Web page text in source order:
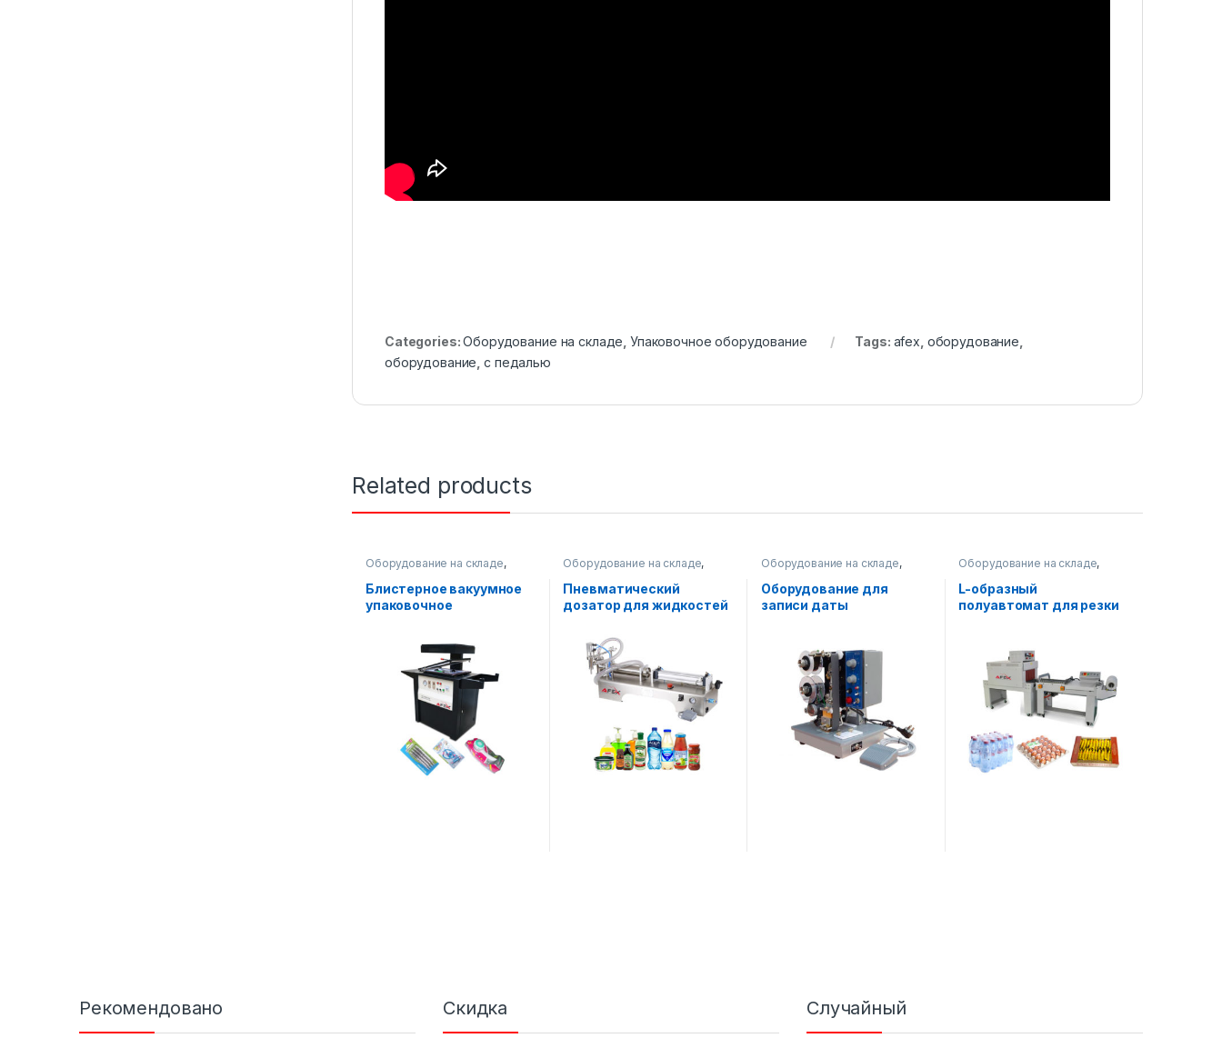
Categories:Оборудование на складе Упаковочное оборудование Tags: afex оборудование
оборудование ,с педалью
Related products
Оборудование на складе,
Упаковочное оборудование
Блистерное вакуумное
упаковочное
Оборудование на складе,
Упаковочное оборудование
Диспенсерное оборудование
Пневматический
дозатор для жидкостей
Оборудование на складе,
Печатное оборудование
Упаковочное оборудование
Оборудование для
записи даты
Оборудование на складе,
Упаковочное оборудование
L-образный
полуавтомат для резки
Рекомендовано Скидка Случайный